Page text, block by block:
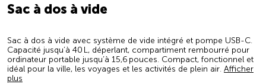
Sac à dos à vide
Sac à dos à vide avec système de vide intégré et pompe USB-C.
Capacité jusqu’à 40 L, déperlant, compartiment rembourré pour
ordinateur portable jusqu’à 15,6 pouces. Compact, fonctionnel et
idéal pour la ville, les voyages et les activités de plein air. Afficher
plus